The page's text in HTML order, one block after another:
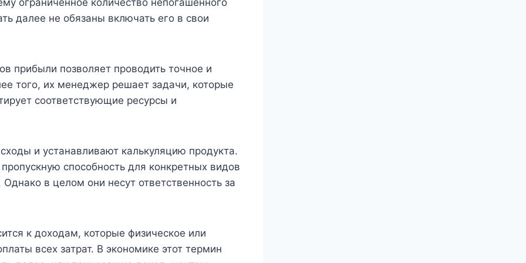
далее не обязаны включать его в свои
прибыли позволяет проводить точное и
того, их менеджер решает задачи, которые
соответствующие ресурсы и
и устанавливают калькуляцию продукта.
способность для конкретных видов
в целом они несут ответственность за
к доходам, которые физическое или
всех затрат. В экономике этот термин